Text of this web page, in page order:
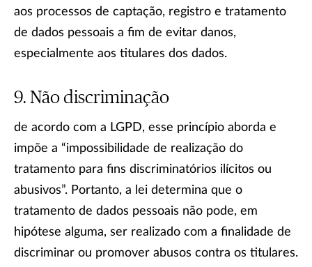
aos processos de captação, registro e tratamento
de dados pessoais a fim de evitar danos,
especialmente aos titulares dos dados.
Não discriminação
de acordo com a LGPD, esse princípio aborda e
impõe a “impossibilidade de realização do
tratamento para fins discriminatórios ilícitos ou
abusivos”. Portanto, a lei determina que o
tratamento de dados pessoais não pode, em
hipótese alguma, ser realizado com a finalidade de
discriminar ou promover abusos contra os titulares.